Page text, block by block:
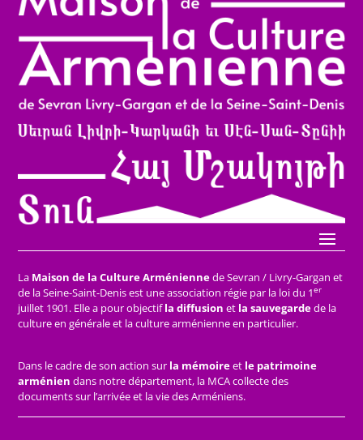
La Maison de la Culture Arméniennede Sevran / Livry-Gargan et
de la Seine-Saint-Denis est une association régie par la loi du 1er
juillet 1901. Elle a pour objectifla diffusion et la sauvegardede la
culture en générale et la culture arménienne en particulier.
Dans le cadre de son action sur la mémoireet le patrimoine
arménien dans notre département, la MCA collecte des
documents sur l’arrivée et la vie des Arméniens.